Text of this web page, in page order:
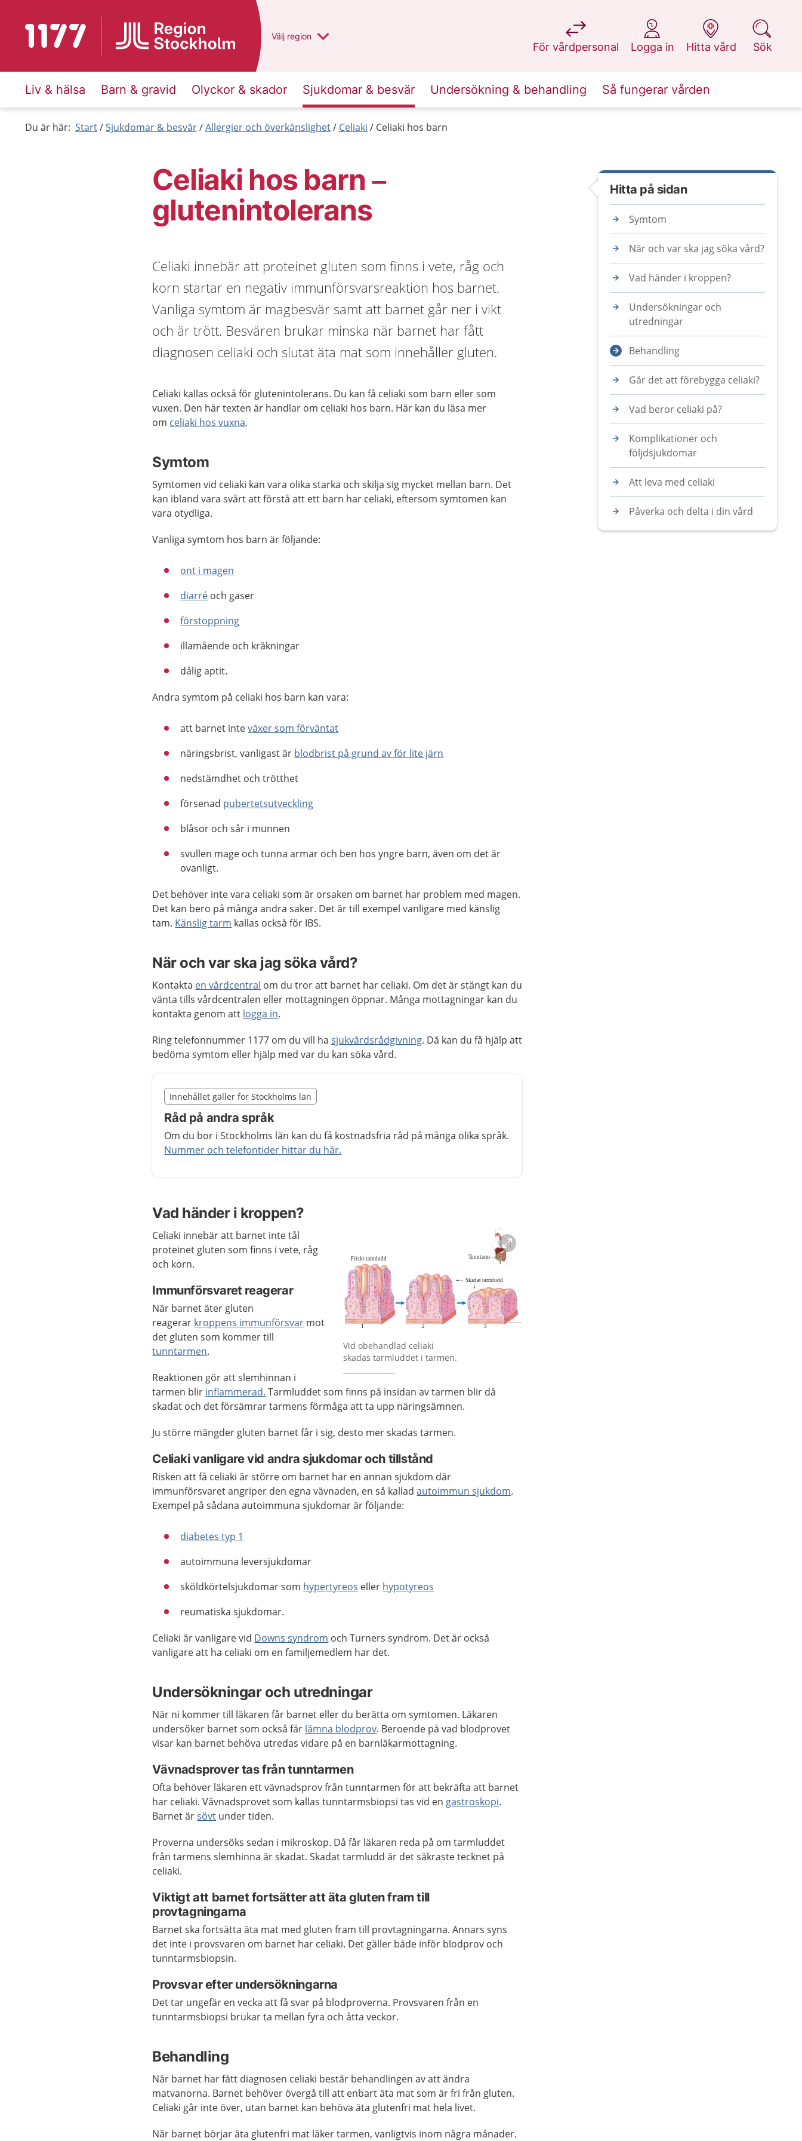
Till startsidan för 1177 Du har valt region
Välj en annan
region
För vårdpersonal
på 1177.se
Logga in
på 1177.se
Hitta vård
på 1177.se
Sök
på 1177.se
Liv & hälsa Barn & gravid Olyckor & skador Sjukdomar & besvär Undersökning & behandling Så fungerar vården
Du är här: Start Sjukdomar & besvär Allergier och överkänslighet Celiaki Celiaki hos barn
Celiaki hos barn –
glutenintolerans
Celiaki innebär att proteinet gluten som finns i vete, råg och
korn startar en negativ immunförsvarsreaktion hos barnet.
Vanliga symtom är magbesvär samt att barnet går ner i vikt
och är trött. Besvären brukar minska när barnet har fått
diagnosen celiaki och slutat äta mat som innehåller gluten.
Celiaki kallas också för glutenintolerans. Du kan få celiaki som barn eller som
vuxen. Den här texten är handlar om celiaki hos barn. Här kan du läsa mer
om celiaki hos vuxna.
Symtom
Symtomen vid celiaki kan vara olika starka och skilja sig mycket mellan barn. Det
kan ibland vara svårt att förstå att ett barn har celiaki, eftersom symtomen kan
vara otydliga.
Vanliga symtom hos barn är följande:
ont i magen
diarré och gaser
förstoppning
illamående och kräkningar
dålig aptit.
Andra symtom på celiaki hos barn kan vara:
att barnet inteväxer som förväntat
näringsbrist, vanligast är blodbrist på grund av för lite järn
nedstämdhet och trötthet
försenad pubertetsutveckling
blåsor och sår i munnen
svullen mage och tunna armar och ben hos yngre barn, även om det är
ovanligt.
Det behöver inte vara celiaki som är orsaken om barnet har problem med magen.
Det kan bero på många andra saker. Det är till exempel vanligare med känslig
tam. Känslig tarm kallas också för IBS.
När och var ska jag söka vård?
Kontakta en vårdcentral om du tror att barnet har celiaki. Om det är stängt kan du
vänta tills vårdcentralen eller mottagningen öppnar. Många mottagningar kan du
kontakta genom att logga in.
Ring telefonnummer 1177 om du vill hasjukvårdsrådgivning. Då kan du få hjälp att
bedöma symtom eller hjälp med var du kan söka vård.
Nedan innehåll gäller region Stockholms län
Innehållet gäller för Stockholms län
Råd på andra språk
Om du bor i Stockholms län kan du få kostnadsfria råd på många olika språk.
Nummer och telefontider hittar du här.
Slut på det regionala tillägget från region Stockholms län
Vad händer i kroppen?
Förstora bilden
Vid obehandlad celiaki
skadas tarmluddet i tarmen.
Celiaki innebär att barnet inte tål
proteinet gluten som finns i vete, råg
och korn.
Immunförsvaret reagerar
När barnet äter gluten
reagerar kroppens immunförsvar mot
det gluten som kommer till
tunntarmen.
Reaktionen gör att slemhinnan i
tarmen blir inflammerad. Tarmluddet som finns på insidan av tarmen blir då
skadat och det försämrar tarmens förmåga att ta upp näringsämnen.
Ju större mängder gluten barnet får i sig, desto mer skadas tarmen.
Celiaki vanligare vid andra sjukdomar och tillstånd
Risken att få celiaki är större om barnet har en annan sjukdom där
immunförsvaret angriper den egna vävnaden, en så kalladautoimmun sjukdom.
Exempel på sådana autoimmuna sjukdomar är följande:
diabetes typ 1
autoimmuna leversjukdomar
sköldkörtelsjukdomar som hypertyreos eller hypotyreos
reumatiska sjukdomar.
Celiaki är vanligare vid Downs syndrom och Turners syndrom. Det är också
vanligare att ha celiaki om en familjemedlem har det.
Undersökningar och utredningar
När ni kommer till läkaren får barnet eller du berätta om symtomen. Läkaren
undersöker barnet som också får lämna blodprov. Beroende på vad blodprovet
visar kan barnet behöva utredas vidare på en barnläkarmottagning.
Vävnadsprover tas från tunntarmen
Ofta behöver läkaren ett vävnadsprov från tunntarmen för att bekräfta att barnet
har celiaki. Vävnadsprovet som kallas tunntarmsbiopsi tas vid en gastroskopi.
Barnet ärsövt under tiden.
Proverna undersöks sedan i mikroskop. Då får läkaren reda på om tarmluddet
från tarmens slemhinna är skadat. Skadat tarmludd är det säkraste tecknet på
celiaki.
Viktigt att barnet fortsätter att äta gluten fram till
provtagningarna
Barnet ska fortsätta äta mat med gluten fram till provtagningarna. Annars syns
det inte i provsvaren om barnet har celiaki. Det gäller både inför blodprov och
tunntarmsbiopsin.
Provsvar efter undersökningarna
Det tar ungefär en vecka att få svar på blodproverna. Provsvaren från en
tunntarmsbiopsi brukar ta mellan fyra och åtta veckor.
Behandling
När barnet har fått diagnosen celiaki består behandlingen av att ändra
matvanorna. Barnet behöver övergå till att enbart äta mat som är fri från gluten.
Celiaki går inte över, utan barnet kan behöva äta glutenfri mat hela livet.
När barnet börjar äta glutenfri mat läker tarmen, vanligtvis inom några månader.
Hitta på sidan
Symtom
När och var ska jag söka vård?
Vad händer i kroppen?
Undersökningar och
utredningar
Behandling
Går det att förebygga celiaki?
Vad beror celiaki på?
Komplikationer och
följdsjukdomar
Att leva med celiaki
Påverka och delta i din vård